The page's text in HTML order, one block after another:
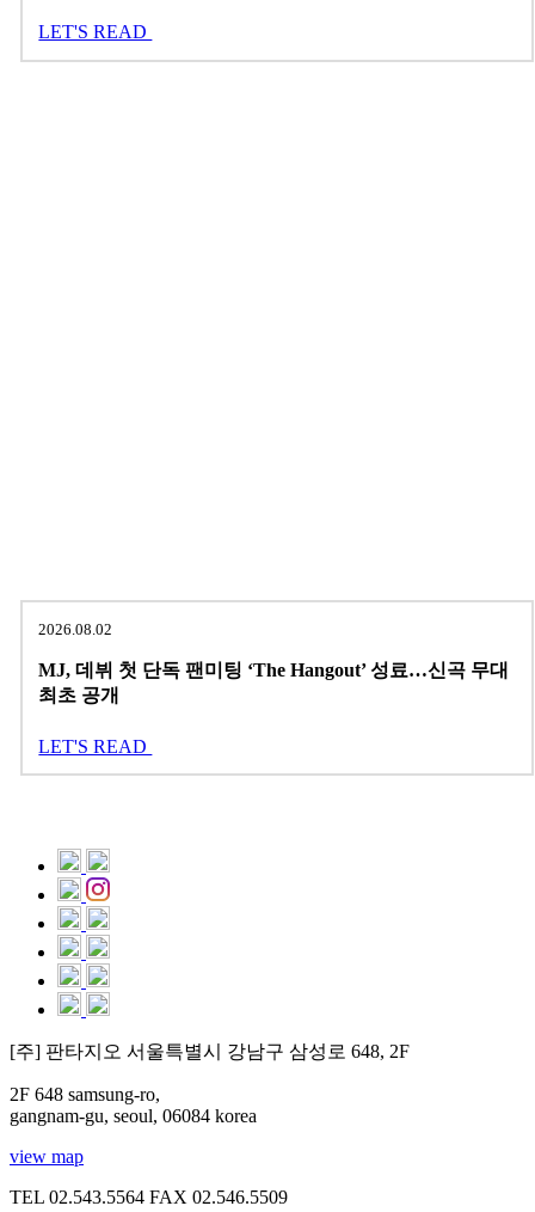
LET'S READ
2026.08.02
MJ, 데뷔 첫 단독 팬미팅 ‘The Hangout’ 성료…신곡 무대
최초 공개
LET'S READ
[주] 판타지오 서울특별시 강남구 삼성로 648, 2F
2F 648 samsung-ro,
gangnam-gu, seoul, 06084 korea
view map
TEL 02.543.5564 FAX 02.546.5509